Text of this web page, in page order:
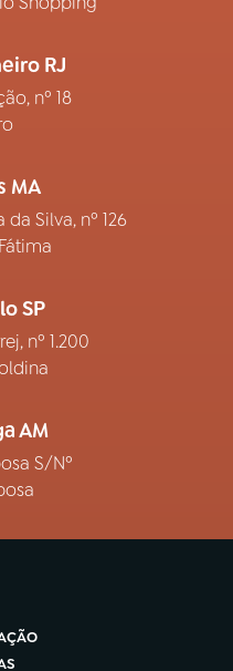
RJ
nº 18
MA
Silva, nº 126
SP
nº 1.200
AM
S/Nº